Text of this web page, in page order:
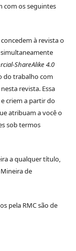
com os seguintes
à revista o
ShareAlike 4.0
do trabalho com
revista. Essa
criem a partir do
atribuam a você o
sob termos
a qualquer título,
de
pela RMC são de